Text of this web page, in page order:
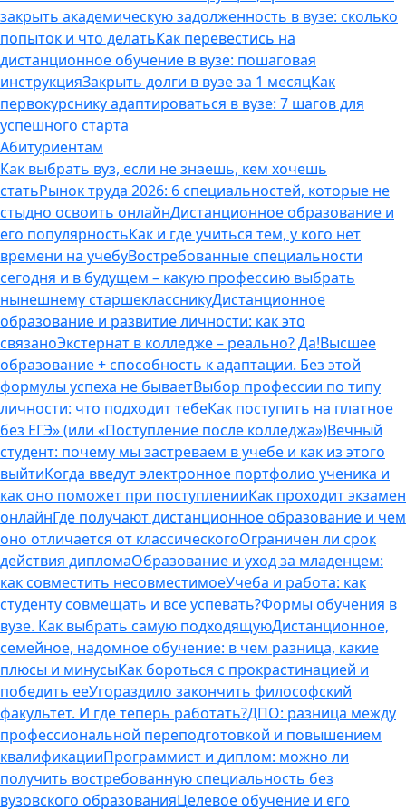
закрыть академическую задолженность в вузе: сколько
попыток и что делатьКак перевестись на
дистанционное обучение в вузе: пошаговая
инструкцияЗакрыть долги в вузе за 1 месяцКак
первокурснику адаптироваться в вузе: 7 шагов для
успешного старта
Абитуриентам
Как выбрать вуз, если не знаешь, кем хочешь
статьРынок труда 2026: 6 специальностей, которые не
стыдно освоить онлайнДистанционное образование и
его популярностьКак и где учиться тем, у кого нет
времени на учебуВостребованные специальности
сегодня и в будущем – какую профессию выбрать
нынешнему старшеклассникуДистанционное
образование и развитие личности: как это
связаноЭкстернат в колледже – реально? Да!Высшее
образование + способность к адаптации. Без этой
формулы успеха не бываетВыбор профессии по типу
личности: что подходит тебеКак поступить на платное
без ЕГЭ» (или «Поступление после колледжа»)Вечный
студент: почему мы застреваем в учебе и как из этого
выйтиКогда введут электронное портфолио ученика и
как оно поможет при поступленииКак проходит экзамен
онлайнГде получают дистанционное образование и чем
оно отличается от классическогоОграничен ли срок
действия дипломаОбразование и уход за младенцем:
как совместить несовместимоеУчеба и работа: как
студенту совмещать и все успевать?Формы обучения в
вузе. Как выбрать самую подходящуюДистанционное,
семейное, надомное обучение: в чем разница, какие
плюсы и минусыКак бороться с прокрастинацией и
победить ееУгораздило закончить философский
факультет. И где теперь работать?ДПО: разница между
профессиональной переподготовкой и повышением
квалификацииПрограммист и диплом: можно ли
получить востребованную специальность без
вузовского образованияЦелевое обучение и его